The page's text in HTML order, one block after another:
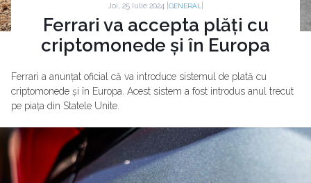
Joi, 25 Iulie 2024 | GENERAL
Ferrari va accepta plăți cu
criptomonede și în Europa
Ferrari a anunțat oficial că va introduce sistemul de plată cu
criptomonede și în Europa. Acest sistem a fost introdus anul trecut
pe piața din Statele Unite.